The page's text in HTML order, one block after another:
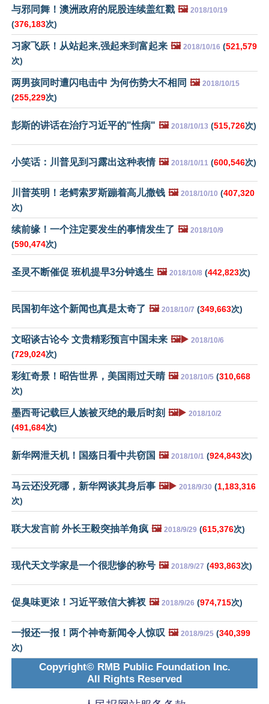
与邪同舞！澳洲政府的屁股连续盖红戳 🖼️ 2018/10/19
(376,183次)
习家飞跃！从站起来,强起来到富起来 🖼️ 2018/10/16 (521,579
次)
两男孩同时遭闪电击中 为何伤势大不相同 🖼️ 2018/10/15
(255,229次)
彭斯的讲话在治疗习近平的"性病" 🖼️ 2018/10/13 (515,726次)
小笑话：川普见到习露出这种表情 🖼️ 2018/10/11 (600,546次)
川普英明！老鳄索罗斯蹦着高儿撒钱 🖼️ 2018/10/10 (407,320
次)
续前缘！一个注定要发生的事情发生了 🖼️ 2018/10/9
(590,474次)
圣灵不断催促 班机提早3分钟逃生 🖼️ 2018/10/8 (442,823次)
民国初年这个新闻也真是太奇了 🖼️ 2018/10/7 (349,663次)
文昭谈古论今 文贵精彩预言中国未来 🖼️▶️ 2018/10/6
(729,024次)
彩虹奇景！昭告世界，美国雨过天晴 🖼️ 2018/10/5 (310,668
次)
墨西哥记载巨人族被灭绝的最后时刻 🖼️▶️ 2018/10/2
(491,684次)
新华网泄天机！国殇日看中共窃国 🖼️ 2018/10/1 (924,843次)
马云还没死哪，新华网谈其身后事 🖼️▶️ 2018/9/30 (1,183,316
次)
联大发言前 外长王毅突抽羊角疯 🖼️ 2018/9/29 (615,376次)
现代天文学家是一个很悲惨的称号 🖼️ 2018/9/27 (493,863次)
促臭味更浓！习近平致信大裤衩 🖼️ 2018/9/26 (974,715次)
一报还一报！两个神奇新闻令人惊叹 🖼️ 2018/9/25 (340,399
次)
Copyright© RMB Public Foundation Inc.
All Rights Reserved